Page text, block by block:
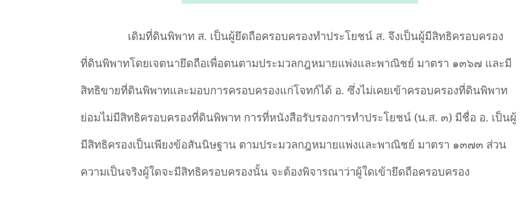
เดิมที่ดินพิพาท ส. เป็นผู้ยึดถือครอบครองทำประโยชน์ ส. จึงเป็นผู้มีสิทธิครอบครอง
ที่ดินพิพาทโดยเจตนายึดถือเพื่อตนตามประมวลกฎหมายแพ่งและพาณิชย์ มาตรา ๑๓๖๗ และมี
สิทธิขายที่ดินพิพาทและมอบการครอบครองแก่โจทก์ได้ อ. ซึ่งไม่เคยเข้าครอบครองที่ดินพิพาท
ย่อมไม่มีสิทธิครอบครองที่ดินพิพาท การที่หนังสือรับรองการทำประโยชน์ (น.ส. ๓) มีชื่อ อ. เป็นผู้
มีสิทธิครองเป็นเพียงข้อสันนิษฐาน ตามประมวลกฎหมายแพ่งและพาณิชย์ มาตรา ๑๓๗๓ ส่วน
ความเป็นจริงผู้ใดจะมีสิทธิครอบครองนั้น จะต้องพิจารณาว่าผู้ใดเข้ายึดถือครอบครอง